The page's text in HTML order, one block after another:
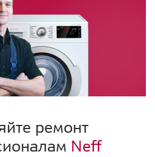
ремонт
Neff